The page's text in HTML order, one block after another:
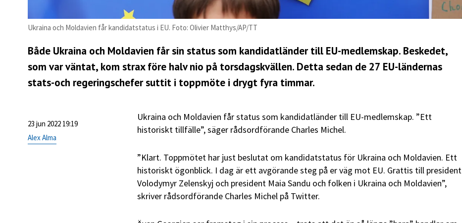
Ukraina och Moldavien får kandidatstatus i EU. Foto: Olivier Matthys/AP/TT
Både Ukraina och Moldavien får sin status som kandidatländer till EU-medlemskap. Beskedet,
som var väntat, kom strax före halv nio på torsdagskvällen. Detta sedan de 27 EU-ländernas
stats-och regeringschefer suttit i toppmöte i drygt fyra timmar.
23 jun 2022 19:19
Alex Alma
Ukraina och Moldavien får status som kandidatländer till EU-medlemskap. ”Ett
historiskt tillfälle”, säger rådsordförande Charles Michel.
”Klart. Toppmötet har just beslutat om kandidatstatus för Ukraina och Moldavien. Ett
historiskt ögonblick. I dag är ett avgörande steg på er väg mot EU. Grattis till president
Volodymyr Zelenskyj och president Maia Sandu och folken i Ukraina och Moldavien”,
skriver rådsordförande Charles Michel på Twitter.